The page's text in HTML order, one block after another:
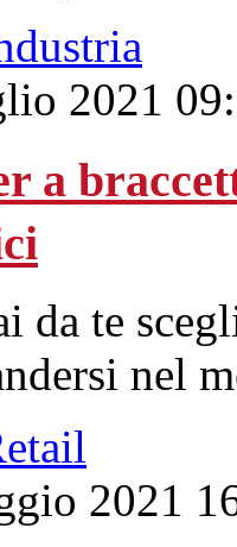
2021
a
da te
nel
2021